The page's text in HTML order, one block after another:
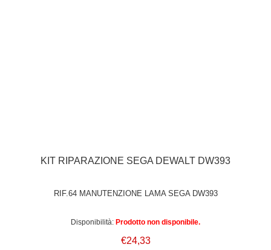
KIT RIPARAZIONE SEGA DEWALT DW393
RIF.64 MANUTENZIONE LAMA SEGA DW393
Disponibilità: Prodotto non disponibile.
€24,33